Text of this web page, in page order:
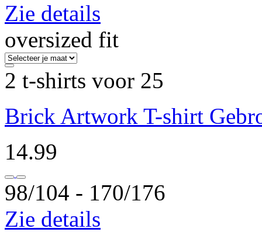
Zie details
oversized fit
2 t-shirts voor 25
Brick Artwork T-shirt
14.99
98/104 ‐ 170/176
Zie details